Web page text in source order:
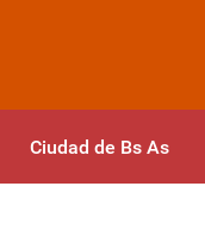
Ciudad de Bs As